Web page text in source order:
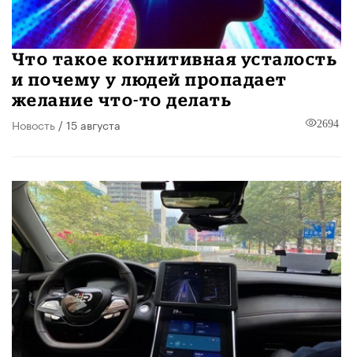
Что такое когнитивная усталость
и почему у людей пропадает
желание что-то делать
Новость / 15 августа 2694